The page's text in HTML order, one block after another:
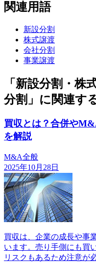
関連用語
新設分割
株式譲渡
会社分割
事業譲渡
「新設分割・株
分割」に関連す
買収とは？合併や
を解説
M&A全般
2025年10月28日
買収は、企業の成長や事
います。売り手側にも買
リスクもあるため注意が